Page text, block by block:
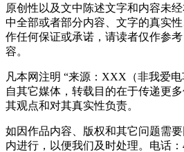
原创性以及文中陈述文字和内容未
中全部或者部分内容、文字的真实
作任何保证或承诺，请读者仅作参
容。
凡本网注明 “来源：XXX（非我爱
自其它媒体，转载目的在于传递更
其观点和对其真实性负责。
如因作品内容、版权和其它问题需
内进行，以便我们及时处理。电话：